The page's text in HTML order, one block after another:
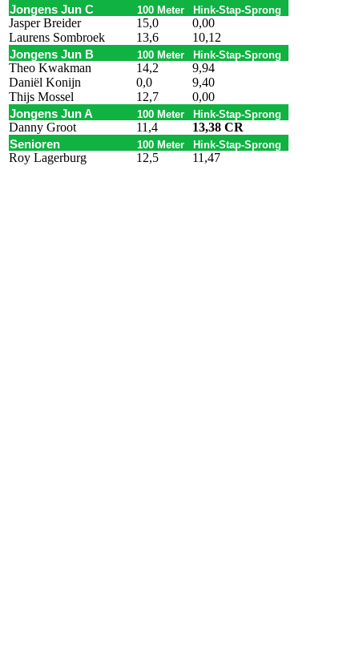
Jongens Jun C 100 Meter Hink-Stap-Sprong
Jasper Breider 15,0
0,00
Laurens Sombroek
13,6 10,12
Jongens Jun B 100 Meter Hink-Stap-Sprong
Theo Kwakman 14,2
9,94
Daniël Konijn
0,0
9,40
Thijs Mossel
12,7 0,00
Jongens Jun A 100 Meter Hink-Stap-Sprong
Danny Groot 11,4 13,38 CR
Senioren 100 Meter Hink-Stap-Sprong
Roy Lagerburg 12,5 11,47